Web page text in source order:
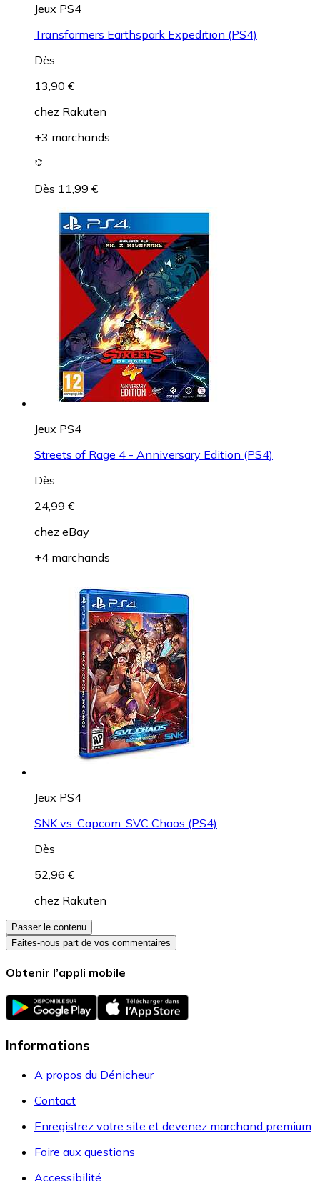
Jeux PS4
Transformers Earthspark Expedition (PS4)
Dès
13,90 €
chez Rakuten
+3 marchands
Dès 11,99 €
Jeux PS4
Streets of Rage 4 - Anniversary Edition (PS4)
Dès
24,99 €
chez eBay
+4 marchands
Jeux PS4
SNK vs. Capcom: SVC Chaos (PS4)
Dès
52,96 €
chez Rakuten
Passer le contenu
Faites-nous part de vos commentaires
Obtenir l’appli mobile
Informations
A propos du Dénicheur
Contact
Enregistrez votre site et devenez marchand premium
Foire aux questions
Accessibilité